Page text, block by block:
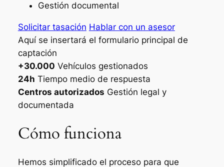
Gestión documental
Solicitar tasación Hablar con un asesor
Aquí se insertará el formulario principal de
captación
+30.000 Vehículos gestionados
24h Tiempo medio de respuesta
Centros autorizados Gestión legal y
documentada
Cómo funciona
Hemos simplificado el proceso para que